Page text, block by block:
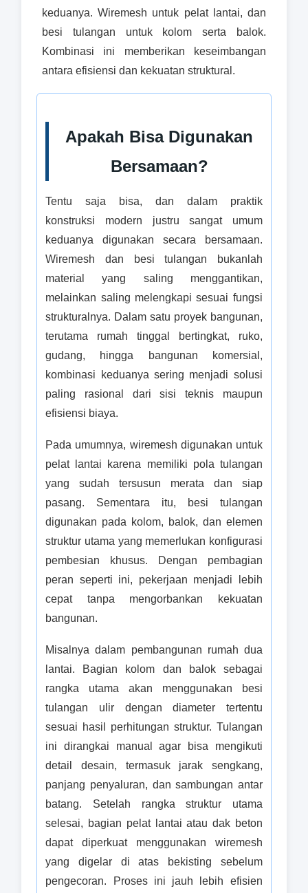
keduanya. Wiremesh untuk pelat lantai, dan
besi tulangan untuk kolom serta balok.
Kombinasi ini memberikan keseimbangan
antara efisiensi dan kekuatan struktural.
Apakah Bisa Digunakan
Bersamaan?
Tentu saja bisa, dan dalam praktik
konstruksi modern justru sangat umum
keduanya digunakan secara bersamaan.
Wiremesh dan besi tulangan bukanlah
material yang saling menggantikan,
melainkan saling melengkapi sesuai fungsi
strukturalnya. Dalam satu proyek bangunan,
terutama rumah tinggal bertingkat, ruko,
gudang, hingga bangunan komersial,
kombinasi keduanya sering menjadi solusi
paling rasional dari sisi teknis maupun
efisiensi biaya.
Pada umumnya, wiremesh digunakan untuk
pelat lantai karena memiliki pola tulangan
yang sudah tersusun merata dan siap
pasang. Sementara itu, besi tulangan
digunakan pada kolom, balok, dan elemen
struktur utama yang memerlukan konfigurasi
pembesian khusus. Dengan pembagian
peran seperti ini, pekerjaan menjadi lebih
cepat tanpa mengorbankan kekuatan
bangunan.
Misalnya dalam pembangunan rumah dua
lantai. Bagian kolom dan balok sebagai
rangka utama akan menggunakan besi
tulangan ulir dengan diameter tertentu
sesuai hasil perhitungan struktur. Tulangan
ini dirangkai manual agar bisa mengikuti
detail desain, termasuk jarak sengkang,
panjang penyaluran, dan sambungan antar
batang. Setelah rangka struktur utama
selesai, bagian pelat lantai atau dak beton
dapat diperkuat menggunakan wiremesh
yang digelar di atas bekisting sebelum
pengecoran. Proses ini jauh lebih efisien